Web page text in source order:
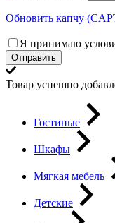
Обновить капчу
Я принимаю
Отправить
Товар успешно
Гостиные
Шкафы
Мягкая мебель
Детские